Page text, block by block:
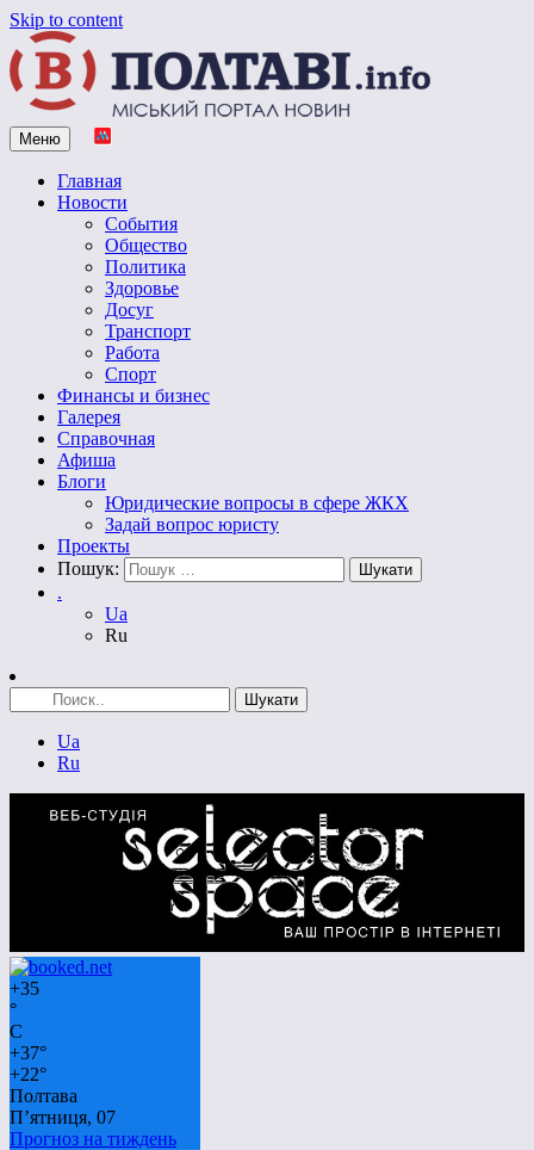
Skip to content
Vpoltave.info
Полтавский портал новостей
Меню
Главная
Новости
События
Общество
Политика
Здоровье
Досуг
Транспорт
Работа
Спорт
Финансы и бизнес
Галерея
Справочная
Афиша
Блоги
Юридические вопросы в сфере ЖКХ
Задай вопрос юристу
Проекты
Пошук:
.
Ua
Ru
Ua
Ru
+35
°
C
+37°
+22°
Полтава
П’ятниця, 07
Прогноз на тиждень